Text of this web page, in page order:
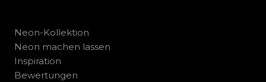
Neon-Kollektion
Neon machen lassen
Inspiration
Bewertungen